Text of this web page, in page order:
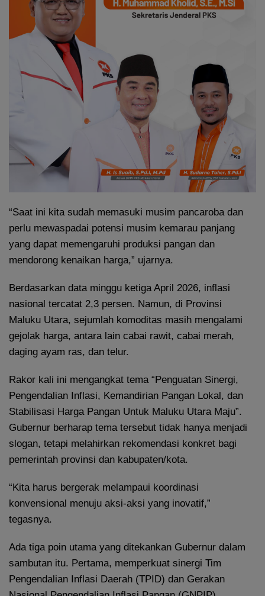
“Saat ini kita sudah memasuki musim pancaroba dan
perlu mewaspadai potensi musim kemarau panjang
yang dapat memengaruhi produksi pangan dan
mendorong kenaikan harga,” ujarnya.
Berdasarkan data minggu ketiga April 2026, inflasi
nasional tercatat 2,3 persen. Namun, di Provinsi
Maluku Utara, sejumlah komoditas masih mengalami
gejolak harga, antara lain cabai rawit, cabai merah,
daging ayam ras, dan telur.
Rakor kali ini mengangkat tema “Penguatan Sinergi,
Pengendalian Inflasi, Kemandirian Pangan Lokal, dan
Stabilisasi Harga Pangan Untuk Maluku Utara Maju”.
Gubernur berharap tema tersebut tidak hanya menjadi
slogan, tetapi melahirkan rekomendasi konkret bagi
pemerintah provinsi dan kabupaten/kota.
“Kita harus bergerak melampaui koordinasi
konvensional menuju aksi-aksi yang inovatif,”
tegasnya.
Ada tiga poin utama yang ditekankan Gubernur dalam
sambutan itu. Pertama, memperkuat sinergi Tim
Pengendalian Inflasi Daerah (TPID) dan Gerakan